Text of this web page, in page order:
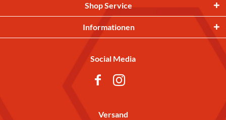
Shop Service
Informationen
Social Media
Versand